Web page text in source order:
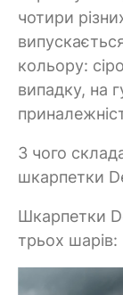
чотири
кольору:
випадку, на
З чого
шкарпетки
Шкарпетки
трьох шарів: